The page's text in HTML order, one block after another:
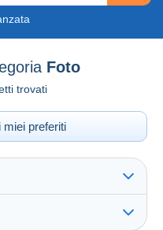
Foto
trovati
miei preferiti